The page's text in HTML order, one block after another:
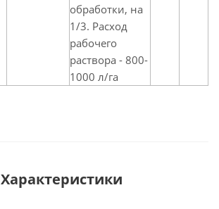
обработки, на
1/3. Расход
рабочего
раствора - 800-
1000 л/га
Характеристики